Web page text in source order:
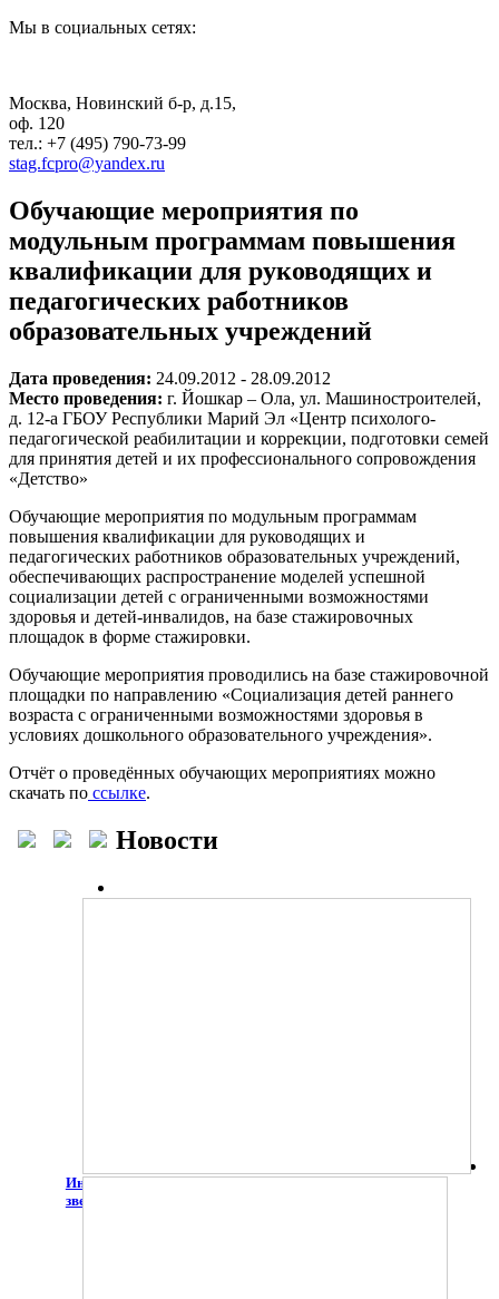
Мы в социальных сетях:
Москва, Новинский б-р, д.15,
оф. 120
тел.: +7 (495) 790-73-99
stag.fcpro@yandex.ru
Обучающие мероприятия по
модульным программам повышения
квалификации для руководящих и
педагогических работников
образовательных учреждений
Дата проведения: 24.09.2012 - 28.09.2012
Место проведения: г. Йошкар – Ола, ул. Машиностроителей,
д. 12-а ГБОУ Республики Марий Эл «Центр психолого-
педагогической реабилитации и коррекции, подготовки семей
для принятия детей и их профессионального сопровождения
«Детство»
Обучающие мероприятия по модульным программам
повышения квалификации для руководящих и
педагогических работников образовательных учреждений,
обеспечивающих распространение моделей успешной
социализации детей с ограниченными возможностями
здоровья и детей-инвалидов, на базе стажировочных
площадок в форме стажировки.
Обучающие мероприятия проводились на базе стажировочной
площадки по направлению «Социализация детей раннего
возраста с ограниченными возможностями здоровья в
условиях дошкольного образовательного учреждения».
Отчёт о проведённых обучающих мероприятиях можно
скачать по ссылке.
Новости
Инклюзивный творческий фестиваль молодёжи "Зажги
звезду добра"